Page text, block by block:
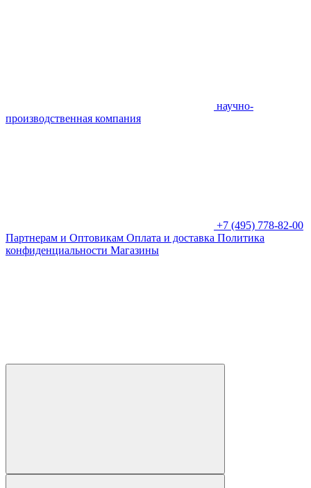
научно-
производственная компания
+7 (495) 778-82-00
Партнерам и Оптовикам Оплата и доставка Политика
конфиденциальности Магазины